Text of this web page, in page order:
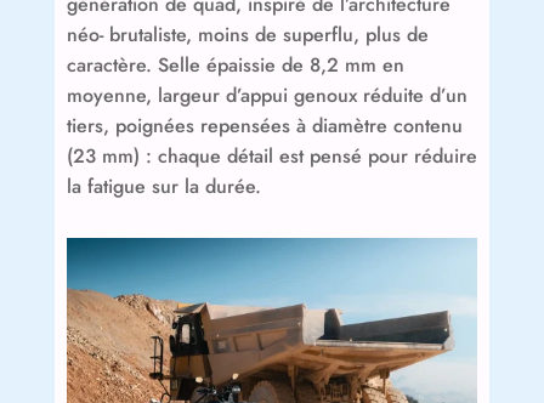
néo- brutaliste, moins de superflu, plus de
caractère. Selle épaissie de 8,2 mm en
moyenne, largeur d’appui genoux réduite d’un
tiers, poignées repensées à diamètre contenu
(23 mm) : chaque détail est pensé pour réduire
la fatigue sur la durée.